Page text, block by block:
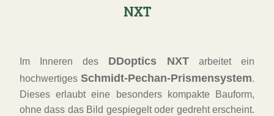
NXT
Im Inneren des DDoptics NXT arbeitet ein
hochwertiges Schmidt-Pechan-Prismensystem.
Dieses erlaubt eine besonders kompakte Bauform,
ohne dass das Bild gespiegelt oder gedreht erscheint.